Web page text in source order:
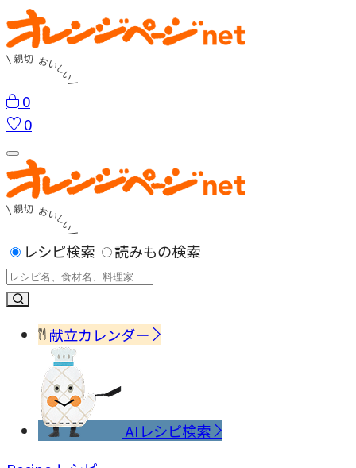
0
0
レシピ検索 読みもの検索
献立カレンダー
AIレシピ検索